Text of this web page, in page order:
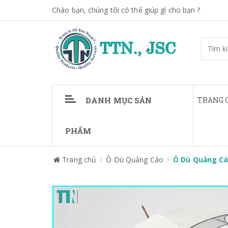
Chào bạn, chúng tôi có thể giúp gì cho bạn ?
DANH MỤC SẢN
PHẨM
TRANG
Trang chủ Ô Dù Quảng Cáo Ô Dù Quảng